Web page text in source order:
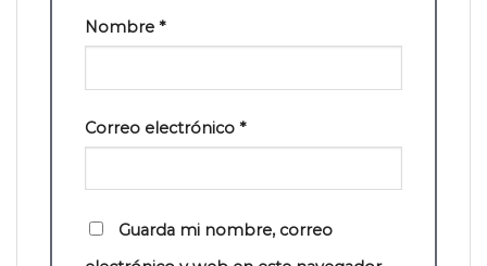
Nombre *
Correo electrónico *
Guarda mi nombre, correo